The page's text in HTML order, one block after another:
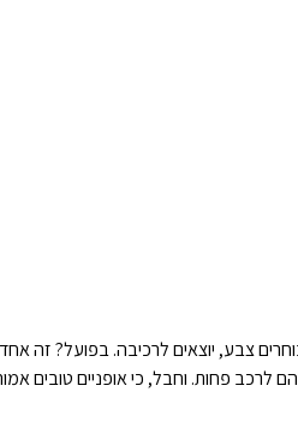
צבע, יוצאים לרכיבה. בפועל? זה
לרכב פחות. וחבל, כי אופניים טובים